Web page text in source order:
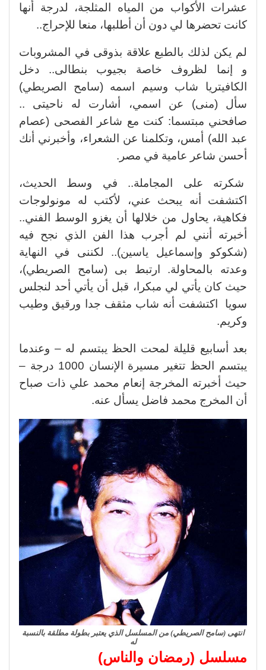
عشرات الأكواب من المياه المثلجة، لدرجة أنها
كانت تحضرها لي دون أن أطلبها، منعا للإحراج..
لم يكن لذلك بالطبع علاقة بذوقى في المشروبات
و إنما لظروف خاصة بجيوب بنطالى.. دخل
الكافيتريا شاب وسيم اسمه (سامح الصريطي)
سأل (منى) عن اسمي، أشارت له ناحيتى ..
صافحني مبتسما: كنت مع شاعر الفصحى (عصام
عبد الله) أمس، وتكلمنا عن الشعراء، وأخبرني أنك
أحسن شاعر عامية في مصر.
شكرته على المجاملة.. في وسط الحديث،
اكتشفت أنه يبحث عني، لأكتب له مونولوجات
فكاهية، يحاول من خلالها أن يغزو الوسط الفني..
أخبرته أنني لم أجرب هذا الفن الذي نجح فيه
(شكوكو وإسماعيل ياسين).. لكننى في النهاية
وعدته بالمحاولة. ارتبط بى (سامح الصريطي)،
حيث كان يأتي لي مبكرا، قبل أن يأتي أحد لنجلس
سويا اكتشفت أنه شاب مثقف جدا ورقيق وطيب
وكريم.
بعد أسابيع قليلة لمحت الحظ يبتسم له – وعندما
يبتسم الحظ تتغير مسيرة الإنسان 1000 درجة –
حيث أخبرته المخرجة إنعام محمد علي ذات صباح
أن المخرج محمد فاضل يسأل عنه.
انتهى (سامح الصريطي) من المسلسل الذي يعتبر بطولة مطلقة بالنسبة
له
مسلسل (رمضان والناس)